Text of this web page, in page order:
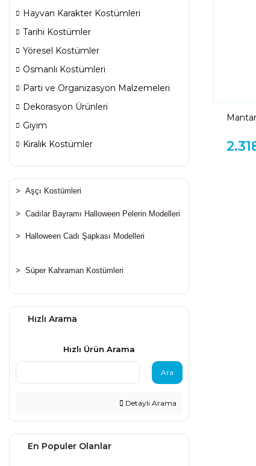
Hayvan Karakter Kostümleri
Tarihi Kostümler
Yöresel Kostümler
Osmanlı Kostümleri
Parti ve Organizasyon Malzemeleri
Dekorasyon Ürünleri
Giyim
Kiralık Kostümler
> Aşçı Kostümleri
> Cadılar Bayramı Halloween Pelerin Modelleri
> Halloween Cadı Şapkası Modelleri
> Süper Kahraman Kostümleri
Hızlı Arama
Hızlı Ürün Arama
Ara
Detaylı Arama
En Populer Olanlar